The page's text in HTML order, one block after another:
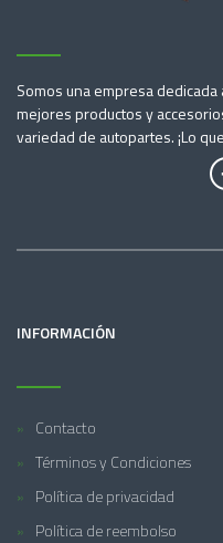
Somos una empresa
mejores productos y
variedad de autopartes. ¡Lo
INFORMACIÓN
Contacto
Términos y Condiciones
Política de privacidad
Política de reembolso